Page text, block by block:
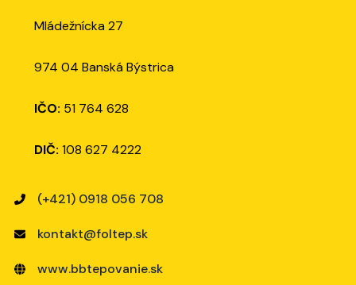
Mládežnícka 27
974 04 Banská Býstrica
IČO: 51 764 628
DIČ: 108 627 4222
(+421) 0918 056 708
kontakt@foltep.sk
www.bbtepovanie.sk